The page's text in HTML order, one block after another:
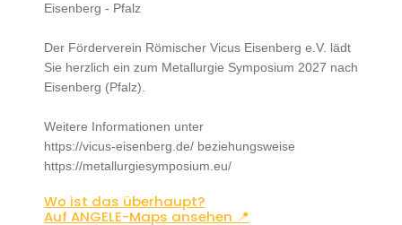
Eisenberg - Pfalz
Der Förderverein Römischer Vicus Eisenberg e.V. lädt
Sie herzlich ein zum Metallurgie Symposium 2027 nach
Eisenberg (Pfalz).
Weitere Informationen unter
https://vicus-eisenberg.de/ beziehungsweise
https://metallurgiesymposium.eu/
Wo ist das überhaupt?
Auf ANGELE-Maps ansehen 📍